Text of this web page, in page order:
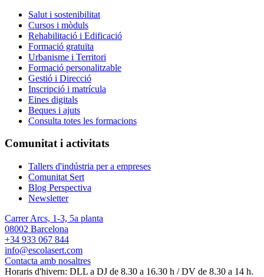
Salut i sostenibilitat
Cursos i mòduls
Rehabilitació i Edificació
Formació gratuïta
Urbanisme i Territori
Formació personalitzable
Gestió i Direcció
Inscripció i matrícula
Eines digitals
Beques i ajuts
Consulta totes les formacions
Comunitat i activitats
Tallers d'indústria per a empreses
Comunitat Sert
Blog Perspectiva
Newsletter
Carrer Arcs, 1-3, 5a planta
08002 Barcelona
+34 933 067 844
info@escolasert.com
Contacta amb nosaltres
Horaris d'hivern: DLL a DJ de 8.30 a 16.30 h / DV de 8.30 a 14 h.